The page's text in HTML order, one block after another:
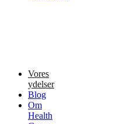
Vores
ydelser
Blog
Om
Health